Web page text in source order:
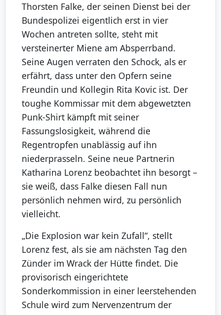
Thorsten Falke, der seinen Dienst bei der
Bundespolizei eigentlich erst in vier
Wochen antreten sollte, steht mit
versteinerter Miene am Absperrband.
Seine Augen verraten den Schock, als er
erfährt, dass unter den Opfern seine
Freundin und Kollegin Rita Kovic ist. Der
toughe Kommissar mit dem abgewetzten
Punk-Shirt kämpft mit seiner
Fassungslosigkeit, während die
Regentropfen unablässig auf ihn
niederprasseln. Seine neue Partnerin
Katharina Lorenz beobachtet ihn besorgt –
sie weiß, dass Falke diesen Fall nun
persönlich nehmen wird, zu persönlich
vielleicht.
„Die Explosion war kein Zufall“, stellt
Lorenz fest, als sie am nächsten Tag den
Zünder im Wrack der Hütte findet. Die
provisorisch eingerichtete
Sonderkommission in einer leerstehenden
Schule wird zum Nervenzentrum der